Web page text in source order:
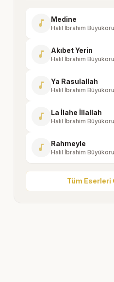
music_note Medine
Halil İbrahim
music_note Akıbet Yerin
Halil İbrahim
music_note Ya Rasulallah
Halil İbrahim
music_note La İlahe İllallah
Halil İbrahim
music_note Rahmeyle
Halil İbrahim
Tüm Eserleri